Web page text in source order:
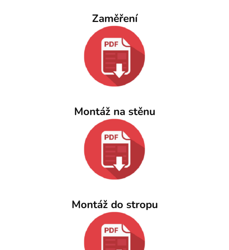
Zaměření
Montáž na stěnu
Montáž do stropu